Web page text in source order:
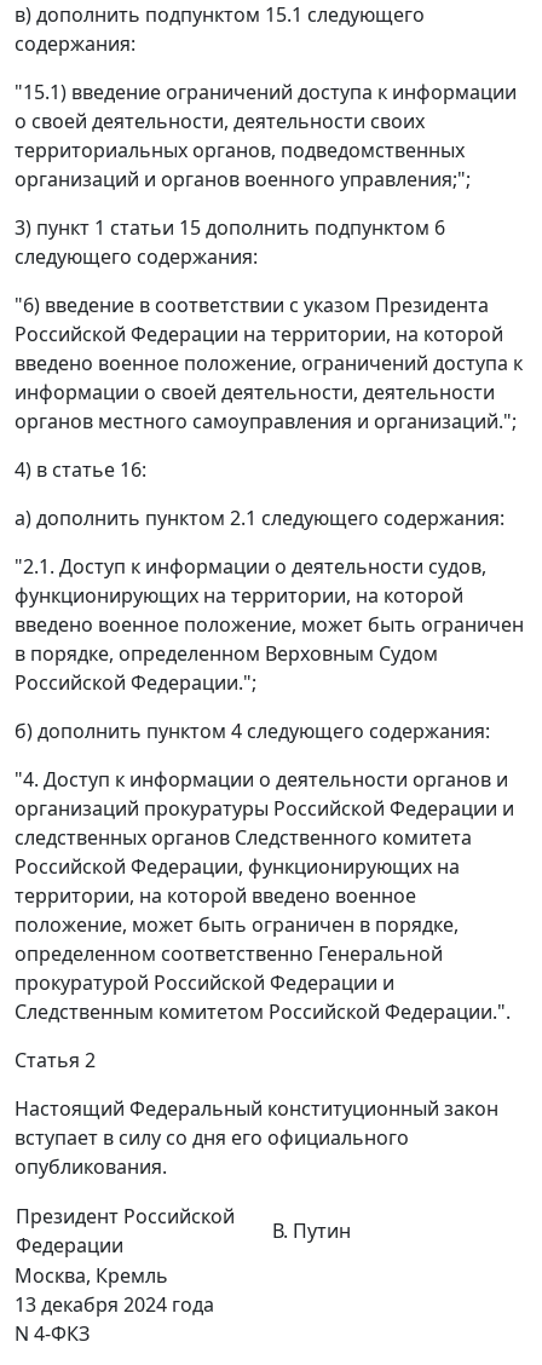
в) дополнить подпунктом 15.1 следующего
содержания:
"15.1) введение ограничений доступа к информации
о своей деятельности, деятельности своих
территориальных органов, подведомственных
организаций и органов военного управления;";
3) пункт 1 статьи 15 дополнить подпунктом 6
следующего содержания:
"6) введение в соответствии с указом Президента
Российской Федерации на территории, на которой
введено военное положение, ограничений доступа к
информации о своей деятельности, деятельности
органов местного самоуправления и организаций.";
4) в статье 16:
а) дополнить пунктом 2.1 следующего содержания:
"2.1. Доступ к информации о деятельности судов,
функционирующих на территории, на которой
введено военное положение, может быть ограничен
в порядке, определенном Верховным Судом
Российской Федерации.";
б) дополнить пунктом 4 следующего содержания:
"4. Доступ к информации о деятельности органов и
организаций прокуратуры Российской Федерации и
следственных органов Следственного комитета
Российской Федерации, функционирующих на
территории, на которой введено военное
положение, может быть ограничен в порядке,
определенном соответственно Генеральной
прокуратурой Российской Федерации и
Следственным комитетом Российской Федерации.".
Статья 2
Настоящий Федеральный конституционный закон
вступает в силу со дня его официального
опубликования.
Президент Российской
Федерации
В. Путин
Москва, Кремль
13 декабря 2024 года
N 4-ФКЗ